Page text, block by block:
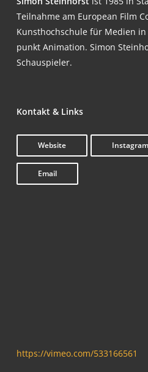
Teil­nah­me am Euro­pean Film
Kunst­hoch­schu­le für Medi­en
punkt Ani­ma­ti­on. Simon
Schauspieler.
Kon­takt & Links
Web­site Insta­gram
Email
https://vimeo.com/533166561